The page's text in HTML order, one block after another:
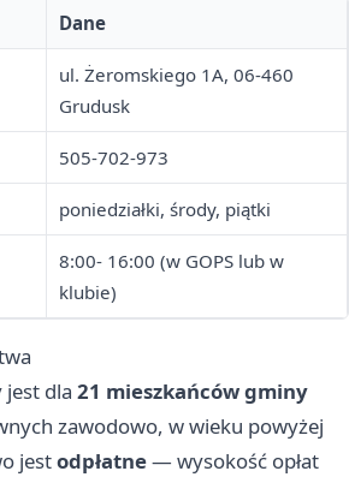
Dane
ul. Żeromskiego 1A, 06-460
Grudusk
505-702-973
poniedziałki, środy, piątki
8:00- 16:00 (w GOPS lub w
klubie)
jest dla 21 mieszkańców gminy
zawodowo, w wieku powyżej
jestodpłatne— wysokość opłat